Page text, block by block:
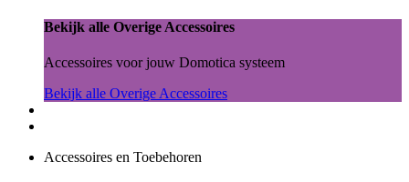
Bekijk alle Overige Accessoires
Accessoires voor jouw Domotica systeem
Bekijk alle Overige Accessoires
Accessoires en Toebehoren